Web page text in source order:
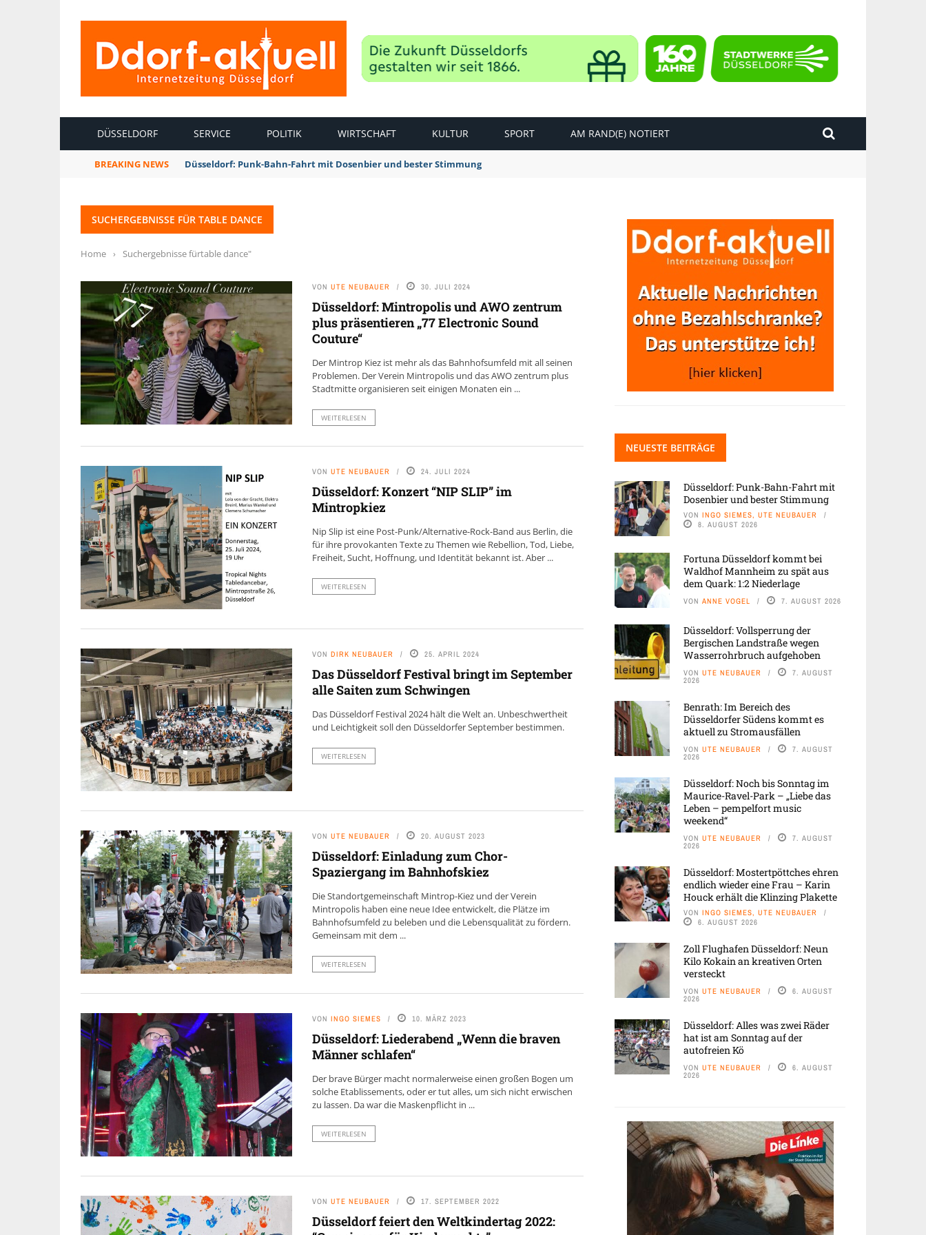
DÜSSELDORF SERVICE POLITIK WIRTSCHAFT KULTUR SPORT AM RAND(E) NOTIERT
BREAKING NEWS Düsseldorf: Punk-Bahn-Fahrt mit Dosenbier und bester Stimmung
SUCHERGEBNISSE FÜR TABLE DANCE
Home › Suchergebnisse fürtable dance"
VON UTE NEUBAUER 30. JULI 2024
Düsseldorf: Mintropolis und AWO zentrum
plus präsentieren „77 Electronic Sound
Couture“
Der Mintrop Kiez ist mehr als das Bahnhofsumfeld mit all seinen
Problemen. Der Verein Mintropolis und das AWO zentrum plus
Stadtmitte organisieren seit einigen Monaten ein ...
WEITERLESEN
VON UTE NEUBAUER 24. JULI 2024
Düsseldorf: Konzert “NIP SLIP” im
Mintropkiez
Nip Slip ist eine Post-Punk/Alternative-Rock-Band aus Berlin, die
für ihre provokanten Texte zu Themen wie Rebellion, Tod, Liebe,
Freiheit, Sucht, Hoffnung, und Identität bekannt ist. Aber ...
WEITERLESEN
VON DIRK NEUBAUER 25. APRIL 2024
Das Düsseldorf Festival bringt im September
alle Saiten zum Schwingen
Das Düsseldorf Festival 2024 hält die Welt an. Unbeschwertheit
und Leichtigkeit soll den Düsseldorfer September bestimmen.
WEITERLESEN
VON UTE NEUBAUER 20. AUGUST 2023
Düsseldorf: Einladung zum Chor-
Spaziergang im Bahnhofskiez
Die Standortgemeinschaft Mintrop-Kiez und der Verein
Mintropolis haben eine neue Idee entwickelt, die Plätze im
Bahnhofsumfeld zu beleben und die Lebensqualität zu fördern.
Gemeinsam mit dem ...
WEITERLESEN
VON INGO SIEMES 10. MÄRZ 2023
Düsseldorf: Liederabend „Wenn die braven
Männer schlafen“
Der brave Bürger macht normalerweise einen großen Bogen um
solche Etablissements, oder er tut alles, um sich nicht erwischen
zu lassen. Da war die Maskenpflicht in ...
WEITERLESEN
VON UTE NEUBAUER 17. SEPTEMBER 2022
Düsseldorf feiert den Weltkindertag 2022:
NEUESTE BEITRÄGE
Düsseldorf: Punk-Bahn-Fahrt mit
Dosenbier und bester Stimmung
VON INGO SIEMES, UTE NEUBAUER
8. AUGUST 2026
Fortuna Düsseldorf kommt bei
Waldhof Mannheim zu spät aus
dem Quark: 1:2 Niederlage
VON ANNE VOGEL 7. AUGUST 2026
Düsseldorf: Vollsperrung der
Bergischen Landstraße wegen
Wasserrohrbruch aufgehoben
VON UTE NEUBAUER 7. AUGUST
2026
Benrath: Im Bereich des
Düsseldorfer Südens kommt es
aktuell zu Stromausfällen
VON UTE NEUBAUER 7. AUGUST
2026
Düsseldorf: Noch bis Sonntag im
Maurice-Ravel-Park – „Liebe das
Leben – pempelfort music
weekend“
VON UTE NEUBAUER 7. AUGUST
2026
Düsseldorf: Mostertpöttches ehren
endlich wieder eine Frau – Karin
Houck erhält die Klinzing Plakette
VON INGO SIEMES, UTE NEUBAUER
6. AUGUST 2026
Zoll Flughafen Düsseldorf: Neun
Kilo Kokain an kreativen Orten
versteckt
VON UTE NEUBAUER 6. AUGUST
2026
Düsseldorf: Alles was zwei Räder
hat ist am Sonntag auf der
autofreien Kö
VON UTE NEUBAUER 6. AUGUST
2026